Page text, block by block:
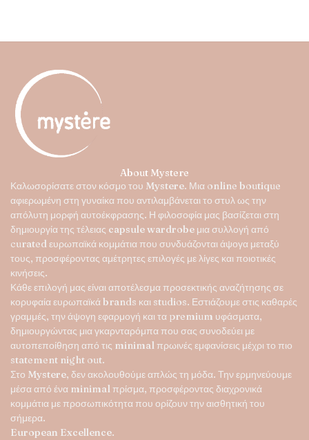
του
προϊόντος
About Mystere
Καλωσορίσατε στον κόσμο του Mystere. Μια online boutique
αφιερωμένη στη γυναίκα που αντιλαμβάνεται το στυλ ως την
απόλυτη μορφή αυτοέκφρασης. Η φιλοσοφία μας βασίζεται στη
δημιουργία της τέλειας capsule wardrobe μια συλλογή από
curated ευρωπαϊκά κομμάτια που συνδυάζονται άψογα μεταξύ
τους, προσφέροντας αμέτρητες επιλογές με λίγες και ποιοτικές
κινήσεις.
Κάθε επιλογή μας είναι αποτέλεσμα προσεκτικής αναζήτησης σε
κορυφαία ευρωπαϊκά brands και studios. Εστιάζουμε στις καθαρές
γραμμές, την άψογη εφαρμογή και τα premium υφάσματα,
δημιουργώντας μια γκαρνταρόμπα που σας συνοδεύει με
αυτοπεποίθηση από τις minimal πρωινές εμφανίσεις μέχρι το πιο
statement night out.
Στο Mystere, δεν ακολουθούμε απλώς τη μόδα. Την ερμηνεύουμε
μέσα από ένα minimal πρίσμα, προσφέροντας διαχρονικά
κομμάτια με προσωπικότητα που ορίζουν την αισθητική του
σήμερα.
European Excellence.